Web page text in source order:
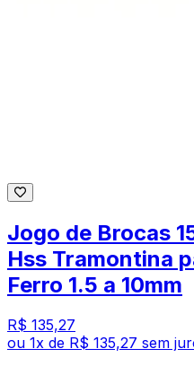
Jogo de Brocas
Hss Tramontina
Ferro 1.5 a 10mm
R$ 135,27
ou 1x de R$ 135,27 sem